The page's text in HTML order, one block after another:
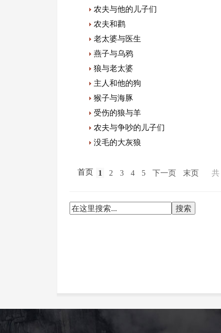
农夫与他的儿子们
农夫和鹳
老太婆与医生
燕子与乌鸦
狼与老太婆
主人和他的狗
猴子与海豚
受伤的狼与羊
农夫与争吵的儿子们
没毛的大灰狼
首页 1 2 3 4 5 下一页 末页 共